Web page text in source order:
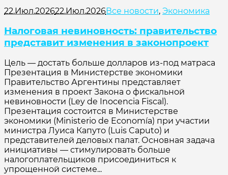
22.Июл.202622.Июл.2026Все новости, Экономика
Налоговая невиновность: правительство
представит изменения в законопроект
Цель — достать больше долларов из-под матраса
Презентация в Министерстве экономики
Правительство Аргентины представляет
изменения в проект Закона о фискальной
невиновности (Ley de Inocencia Fiscal).
Презентация состоится в Министерстве
экономики (Ministerio de Economía) при участии
министра Луиса Капуто (Luis Caputo) и
представителей деловых палат. Основная задача
инициативы — стимулировать больше
налогоплательщиков присоединиться к
упрощенной системе...